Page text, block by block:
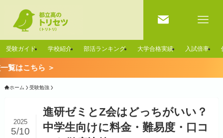
受験ガイド 学校紹介 部活ランキング 大学合格実績 入試倍率
ホーム 受験勉強
進研ゼミとZ会はどっちがいい？
中学生向けに料金・難易度・口コ
2025
5/10